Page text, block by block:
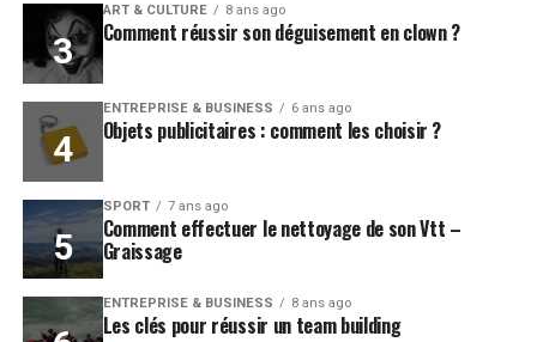
ART & CULTURE 8 ans ago
Comment réussir son déguisement en clown ?
ENTREPRISE & BUSINESS 6 ans ago
Objets publicitaires : comment les choisir ?
SPORT 7 ans ago
Comment effectuer le nettoyage de son Vtt –
Graissage
ENTREPRISE & BUSINESS 8 ans ago
Les clés pour réussir un team building